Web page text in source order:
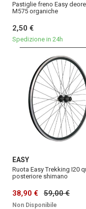
Pastiglie freno Easy
M575 organiche
2,50 €
Spedizione in 24h
EASY
Ruota Easy Trekking I20
posteriore shimano
38,90 € 59,00 €
Non Disponibile